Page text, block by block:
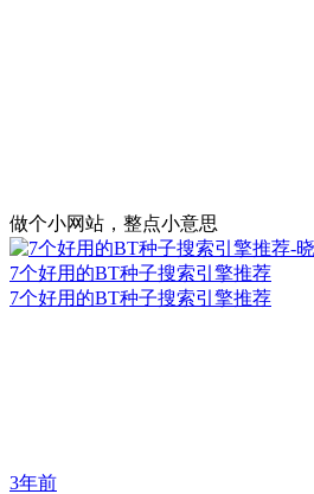
做个小网站，整点小意思
7个好用的BT种子搜索引擎推荐
7个好用的BT种子搜索引擎推荐
3年前